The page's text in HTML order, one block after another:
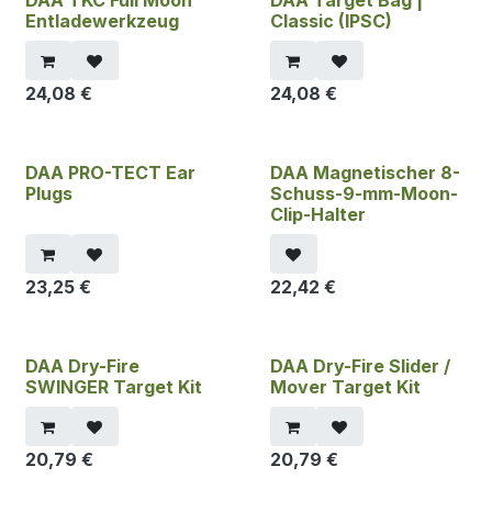
Entladewerkzeug
24,08 €
Classic (IPSC)
24,08 €
DAA PRO-TECT Ear
Plugs
23,25 €
DAA Magnetischer 8-
Schuss-9-mm-Moon-
Clip-Halter
22,42 €
DAA Dry-Fire
SWINGER Target Kit
20,79 €
DAA Dry-Fire Slider /
Mover Target Kit
20,79 €